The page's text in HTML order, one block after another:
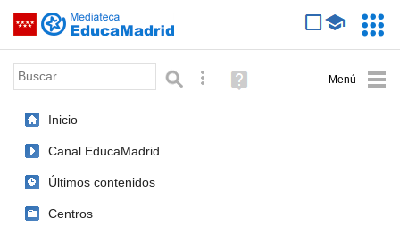
Saltar navegación
Palabra o frase: Búsqueda avanzada
Ayuda
(en
Inicio
Canal EducaMadrid
Últimos contenidos
Centros